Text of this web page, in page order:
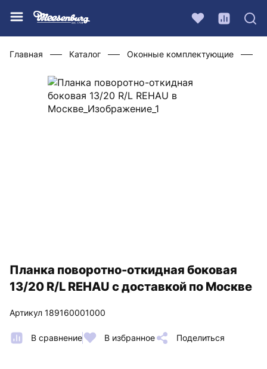
Главная Каталог Оконные комплектующие
Планка поворотно-откидная боковая
13/20 R/L REHAU с доставкой по Москве
Артикул 189160001000
В сравнение В избранное Поделиться